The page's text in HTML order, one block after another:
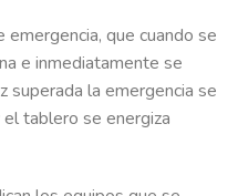
emergencia, que cuando se
e inmediatamente se
superada la emergencia se
el tablero se energiza